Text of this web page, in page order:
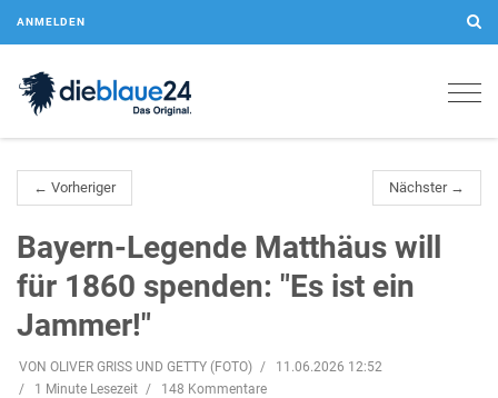
ANMELDEN
← Vorheriger Nächster →
Bayern-Legende Matthäus will
für 1860 spenden: "Es ist ein
Jammer!"
VON OLIVER GRISS UND GETTY (FOTO)
11.06.2026 12:52
1 Minute Lesezeit
148 Kommentare